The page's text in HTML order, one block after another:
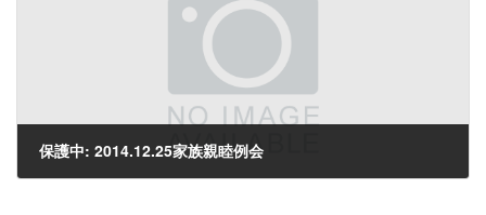
保護中: 2014.12.25家族親睦例会